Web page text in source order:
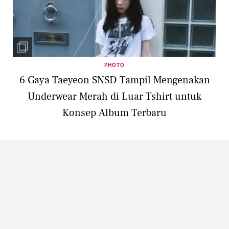
PHOTO
6 Gaya Taeyeon SNSD Tampil Mengenakan
Underwear Merah di Luar Tshirt untuk
Konsep Album Terbaru